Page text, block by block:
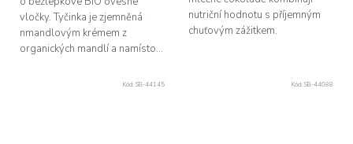
vločky. Tyčinka je zjemněná
nmandlovým krémem z
organických mandlí a namísto...
nutriční hodnotu s příjemným
chuťovým zážitkem.
Kód: SB-44145 Kód: SB-44088